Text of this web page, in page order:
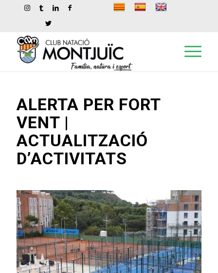
ALERTA PER FORT
VENT |
ACTUALITZACIÓ
D’ACTIVITATS